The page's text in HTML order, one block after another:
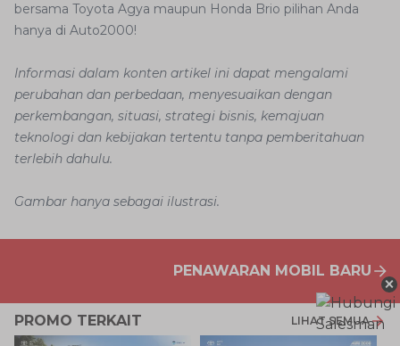
bersama Toyota Agya maupun Honda Brio pilihan Anda
hanya di Auto2000!
Informasi dalam konten artikel ini dapat mengalami
perubahan dan perbedaan, menyesuaikan dengan
perkembangan, situasi, strategi bisnis, kemajuan
teknologi dan kebijakan tertentu tanpa pemberitahuan
terlebih dahulu.
Gambar hanya sebagai ilustrasi.
PENAWARAN MOBIL BARU
PROMO TERKAIT LIHAT SEMUA
×